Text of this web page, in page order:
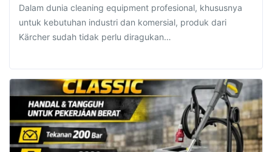
Dalam dunia cleaning equipment profesional, khususnya
untuk kebutuhan industri dan komersial, produk dari
Kärcher sudah tidak perlu diragukan…